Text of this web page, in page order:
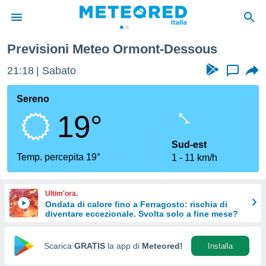
di
per
le
di
Web
Previsioni Meteo Ormont-Dessous
21:18 Sabato ...
Sereno
19°
Temp. percepita 19°
Sud-est
1
11 km/h
Ultim'ora.
Ondata di calore fino a Ferragosto: rischia di
diventare eccezionale. Svolta solo a fine mese?
Scarica GRATIS la app di Meteored! Installa